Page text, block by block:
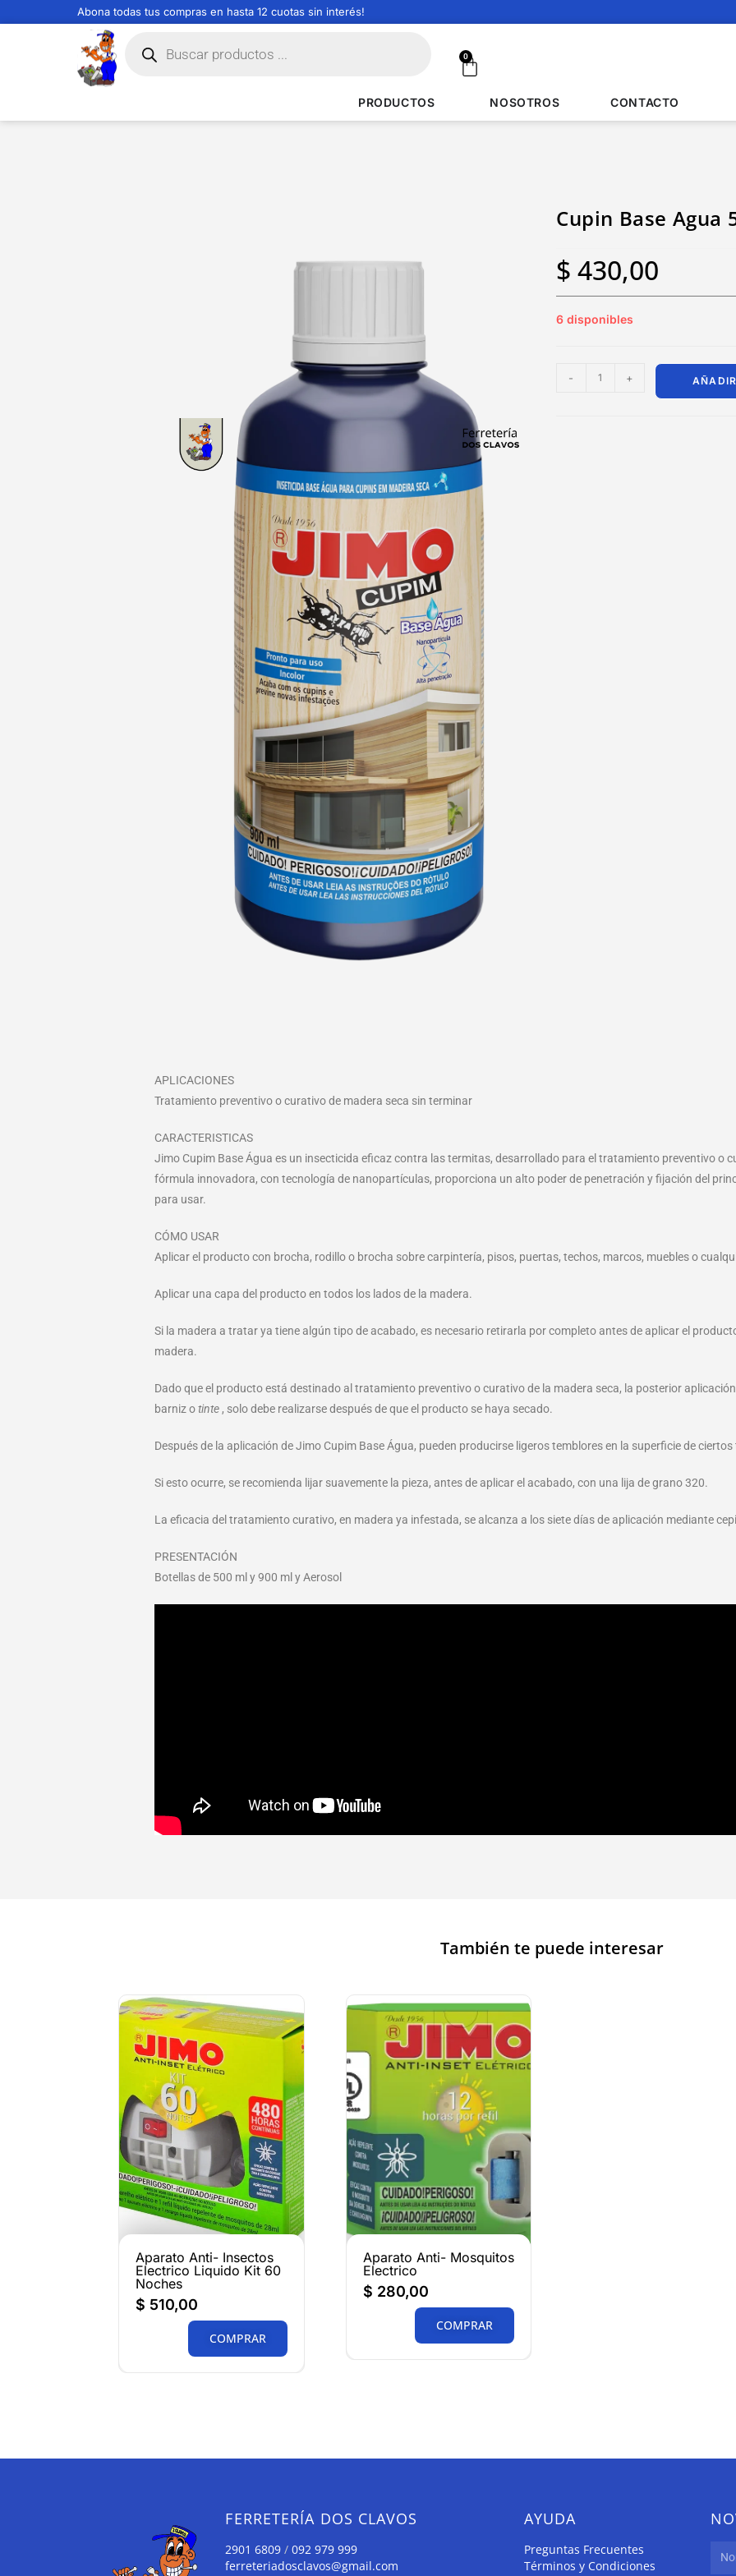
Abona todas tus compras en hasta 12 cuotas sin interés!
0
PRODUCTOS NOSOTROS CONTACTO
Cupin Base Agua
$ 430,00
6 disponibles
- +
APLICACIONES
Tratamiento preventivo o curativo de madera seca sin terminar
CARACTERISTICAS
Jimo Cupim Base Água es un insecticida eficaz contra las termitas, desarrollado para el tratamiento preventivo o
fórmula innovadora, con tecnología de nanopartículas, proporciona un alto poder de penetración y fijación del
para usar.
CÓMO USAR
Aplicar el producto con brocha, rodillo o brocha sobre carpintería, pisos, puertas, techos, marcos, muebles o
Aplicar una capa del producto en todos los lados de la madera.
Si la madera a tratar ya tiene algún tipo de acabado, es necesario retirarla por completo antes de aplicar el
madera.
Dado que el producto está destinado al tratamiento preventivo o curativo de la madera seca, la posterior
barniz otinte , solo debe realizarse después de que el producto se haya secado.
Después de la aplicación de Jimo Cupim Base Água, pueden producirse ligeros temblores en la superficie de
Si esto ocurre, se recomienda lijar suavemente la pieza, antes de aplicar el acabado, con una lija de grano 320.
La eficacia del tratamiento curativo, en madera ya infestada, se alcanza a los siete días de aplicación mediante
PRESENTACIÓN
Botellas de 500 ml y 900 ml y Aerosol
También te puede interesar
Aparato Anti- Insectos
Electrico Liquido Kit 60
Noches
$ 510,00
COMPRAR
Aparato Anti- Mosquitos
Electrico
$ 280,00
COMPRAR
FERRETERÍA DOS CLAVOS
2901 6809 /092 979 999
ferreteriadosclavos@gmail.com
AYUDA
Preguntas Frecuentes
Términos y Condiciones